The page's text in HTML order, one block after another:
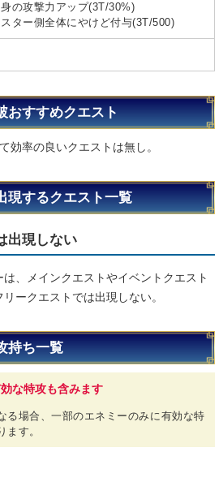
身の攻撃力アップ(3T/30%)
スター側全体にやけど付与(3T/500)
おすすめクエスト
効率の良いクエストは無し。
現するクエスト一覧
出現しない
、メインクエストやイベントクエスト
ークエストでは出現しない。
持ち一覧
な特攻も含みます
る場合、一部のエネミーのみに有効な特
ます。